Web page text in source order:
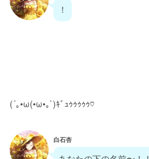
！
(´｡•ω(•ω•｡`)ｷﾞｭｩｩｩｩｩ♡
白石杏